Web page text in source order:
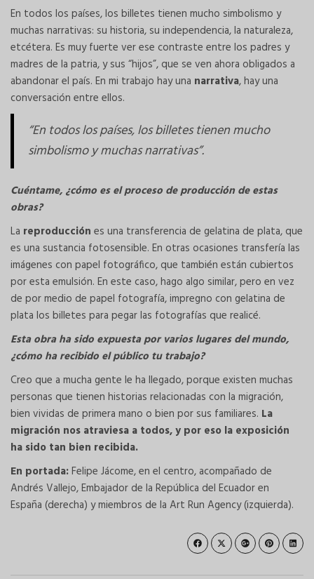
En todos los países, los billetes tienen mucho simbolismo y
muchas narrativas: su historia, su independencia, la naturaleza,
etcétera. Es muy fuerte ver ese contraste entre los padres y
madres de la patria, y sus “hijos”, que se ven ahora obligados a
abandonar el país. En mi trabajo hay una narrativa, hay una
conversación entre ellos.
“En todos los países, los billetes tienen mucho
simbolismo y muchas narrativas”.
Cuéntame, ¿cómo es el proceso de producción de estas
obras?
La reproducción es una transferencia de gelatina de plata, que
es una sustancia fotosensible. En otras ocasiones transfería las
imágenes con papel fotográfico, que también están cubiertos
por esta emulsión. En este caso, hago algo similar, pero en vez
de por medio de papel fotografía, impregno con gelatina de
plata los billetes para pegar las fotografías que realicé.
Esta obra ha sido expuesta por varios lugares del mundo,
¿cómo ha recibido el público tu trabajo?
Creo que a mucha gente le ha llegado, porque existen muchas
personas que tienen historias relacionadas con la migración,
bien vividas de primera mano o bien por sus familiares. La
migración nos atraviesa a todos, y por eso la exposición
ha sido tan bien recibida.
En portada:Felipe Jácome, en el centro, acompañado de
Andrés Vallejo, Embajador de la República del Ecuador en
España (derecha) y miembros de la Art Run Agency (izquierda).